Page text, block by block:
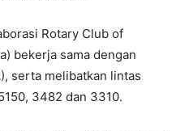
Rotary Club of
bekerja sama dengan
serta melibatkan lintas
3482 dan 3310.